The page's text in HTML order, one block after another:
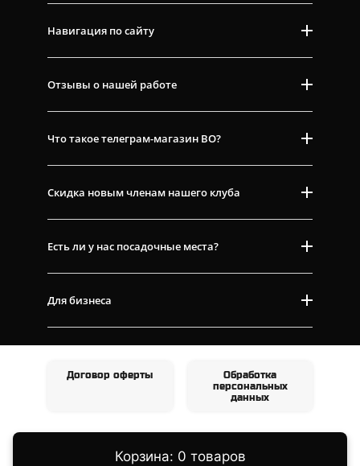
Навигация по сайту
Отзывы о нашей работе
Что такое телеграм-магазин ВО?
Скидка новым членам нашего клуба
Есть ли у нас посадочные места?
Для бизнеса
Договор оферты
Обработка
персональных
данных
Корзина: 0 товаров